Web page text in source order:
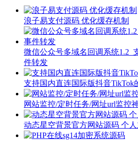
浪子易支付源码 优化缓存机制
微信公众号多域名回调系统1.2_
件转发
支持国内直连国际版抖音TikTok
网站监控/定时任务/网址url监控
动态星空背景官方网站源码 个